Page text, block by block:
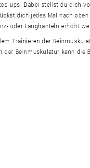
ups. Dabei stellst du dich
dich jedes Mal nach
oder Langhanteln erhöht
Trainieren der
der Beinmuskulatur kann die